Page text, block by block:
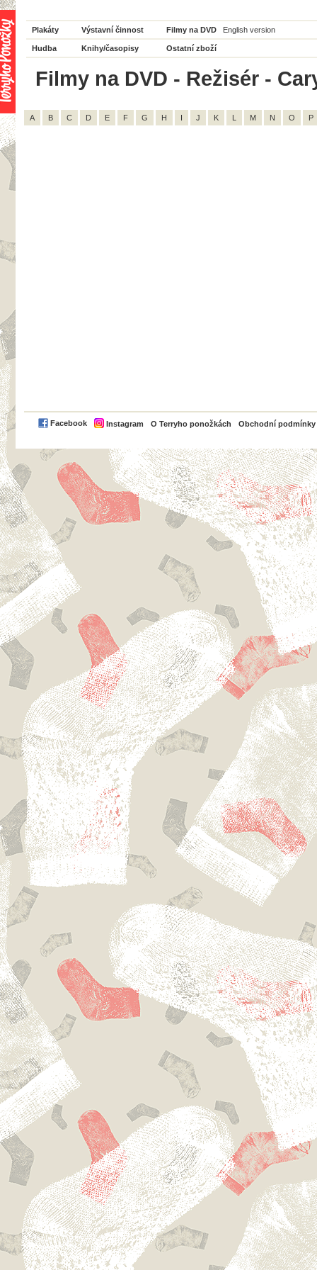
Plakáty Výstavní činnost Filmy na DVD English version
Hudba Knihy/časopisy Ostatní zboží
Filmy na DVD - Režisér -
A B C D E F G H I J K L M N O P
Facebook Instagram O Terryho ponožkách Obchodní podmínky
PayPal